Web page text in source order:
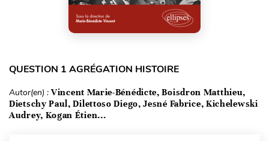
QUESTION 1 AGRÉGATION HISTOIRE
Autor(en) : Vincent Marie-Bénédicte, Boisdron Matthieu,
Dietschy Paul, Dilettoso Diego, Jesné Fabrice, Kichelewski
Audrey, Kogan Étien...